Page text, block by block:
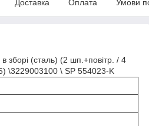
Доставка Оплата Умови
зборі (сталь) (2 шп.+повітр. / 4
\3229003100 \ SP 554023-K